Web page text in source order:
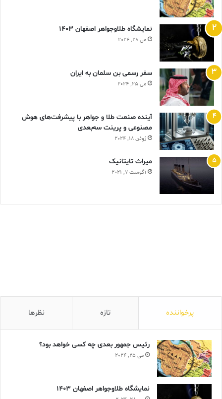
نمایشگاه طلاوجواهر اصفهان 1403
می 28, 2024
سفر رسمی بن سلمان به ایران
می 25, 2024
آینده صنعت طلا و جواهر با پیشرفت‌های هوش
مصنوعی و پرینت سه‌بعدی
ژوئن 18, 2024
ميراث تايتانيک
آگوست 7, 2021
پرخواننده تازه نظرها
رئیس جمهور بعدی چه کسی خواهد بود؟
می 25, 2024
نمایشگاه طلاوجواهر اصفهان 1403